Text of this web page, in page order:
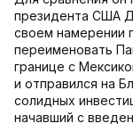
президента США
своем намерении
переименовать
границе с
и отправился на
солидных
начавший с